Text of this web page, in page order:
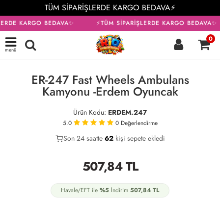
TÜM SİPARİŞLERDE KARGO BEDAVA⚡
KARGO BEDAVA✨ ⚡TÜM SİPARİŞLERDE KARGO BEDAVA✨
menü
0
ER-247 Fast Wheels Ambulans
Kamyonu -Erdem Oyuncak
Ürün Kodu: ERDEM.247
5.0 0 Değerlendirme
37
Son 24 saatte 62kişi sepete ekledi
18
507,84TL
Havale/EFT ile %5 İndirim 507,84 TL